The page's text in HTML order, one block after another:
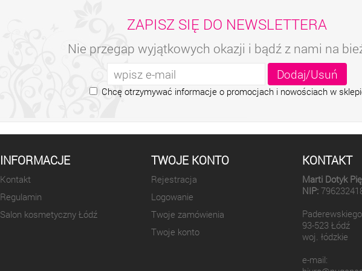
ZAPISZ SIĘ DO NEWSLETTERA
Nie przegap wyjątkowych okazji i bądź z nami na
Chcę otrzymywać informacje o promocjach i nowościach w
INFORMACJE
Kontakt
Regulamin
Salon kosmetyczny Łódź
TWOJE KONTO
Rejestracja
Logowanie
Twoje zamówienia
Twoje konto
KONTAKT
Marti Dotyk
NIP:
93-523 Łódź
woj. łódzkie
e-mail: